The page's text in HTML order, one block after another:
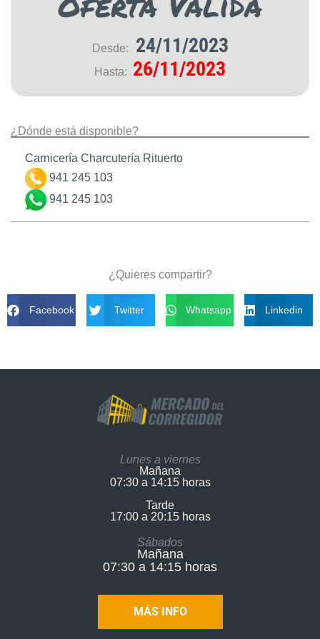
Desde: 24/11/2023
Hasta: 26/11/2023
¿Dónde está disponible?
Carnicería Charcutería Rituerto
941 245 103
941 245 103
¿Quieres compartir?
Facebook Twitter Whatsapp Linkedin
Lunes a viernes
Mañana
07:30 a 14:15 horas
Tarde
17:00 a 20:15 horas​
Sábados
Mañana
07:30 a 14:15 horas
MÁS INFO